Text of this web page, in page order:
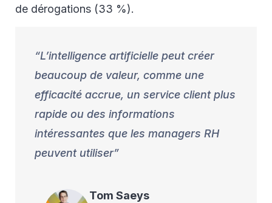
de dérogations (33 %).
L’intelligence artificielle peut créer
beaucoup de valeur, comme une
efficacité accrue, un service client plus
rapide ou des informations
intéressantes que les managers RH
peuvent utiliser
Tom Saeys